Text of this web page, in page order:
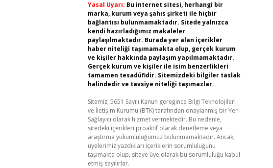
Yasal Uyarı: Bu internet sitesi, herhangi bir
marka, kurum veya şahıs şirketi ile hiçbir
bağlantısı bulunmamaktadır. Sitede yalnızca
kendi hazırladığımız makaleler
paylaşılmaktadır. Burada yer alan içerikler
haber niteliği taşımamakta olup, gerçek kurum
ve kişiler hakkında paylaşım yapılmamaktadır.
Gerçek kurum ve kişiler ile isim benzerlikleri
tamamen tesadüfidir. Sitemizdeki bilgiler taslak
halindedir ve tavsiye niteliği taşımazlar.
Sitemiz, 5651 Sayılı Kanun gereğince Bilgi Teknolojileri
ve İletişim Kurumu (BTK) tarafından onaylanmış bir Yer
Sağlayıcı olarak hizmet vermektedir. Bu nedenle,
sitedeki içerikleri proaktif olarak denetleme veya
araştırma yükümlülüğümüz bulunmamaktadır. Ancak,
üyelerimiz yazdıkları içeriklerin sorumluluğunu
taşımakta olup, siteye üye olarak bu sorumluluğu kabul
etmiş sayılırlar.